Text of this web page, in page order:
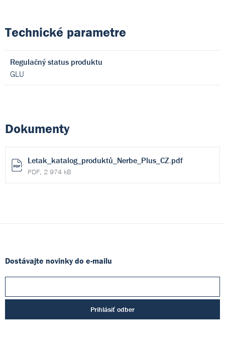
Technické parametre
Regulačný status produktu
GLU
Dokumenty
Letak_katalog_produktů_Nerbe_Plus_CZ.pdf
PDF, 2 974 kB
Dostávajte novinky do e-mailu
Prihlásiť odber